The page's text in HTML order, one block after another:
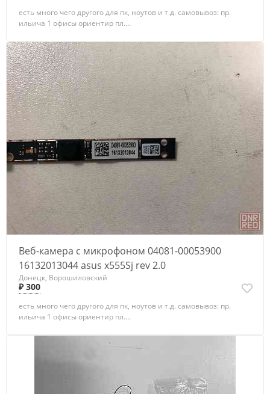
есть много чего другого для пк, ноутов и т.д. самовывоз: пр.
ильича 1 офисы ориентир пл....
Веб-камера с микрофоном 04081-00053900
16132013044 asus x555Sj rev 2.0
Донецк, Ворошиловский
₽ 300
есть много чего другого для пк, ноутов и т.д. самовывоз: пр.
ильича 1 офисы ориентир пл....